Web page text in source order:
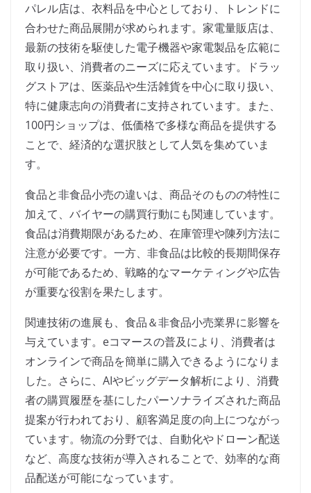
パレル店は、衣料品を中心としており、トレンドに
合わせた商品展開が求められます。家電量販店は、
最新の技術を駆使した電子機器や家電製品を広範に
取り扱い、消費者のニーズに応えています。ドラッ
グストアは、医薬品や生活雑貨を中心に取り扱い、
特に健康志向の消費者に支持されています。また、
100円ショップは、低価格で多様な商品を提供する
ことで、経済的な選択肢として人気を集めていま
す。
食品と非食品小売の違いは、商品そのものの特性に
加えて、バイヤーの購買行動にも関連しています。
食品は消費期限があるため、在庫管理や陳列方法に
注意が必要です。一方、非食品は比較的長期間保存
が可能であるため、戦略的なマーケティングや広告
が重要な役割を果たします。
関連技術の進展も、食品＆非食品小売業界に影響を
与えています。eコマースの普及により、消費者は
オンラインで商品を簡単に購入できるようになりま
した。さらに、AIやビッグデータ解析により、消費
者の購買履歴を基にしたパーソナライズされた商品
提案が行われており、顧客満足度の向上につながっ
ています。物流の分野では、自動化やドローン配送
など、高度な技術が導入されることで、効率的な商
品配送が可能になっています。